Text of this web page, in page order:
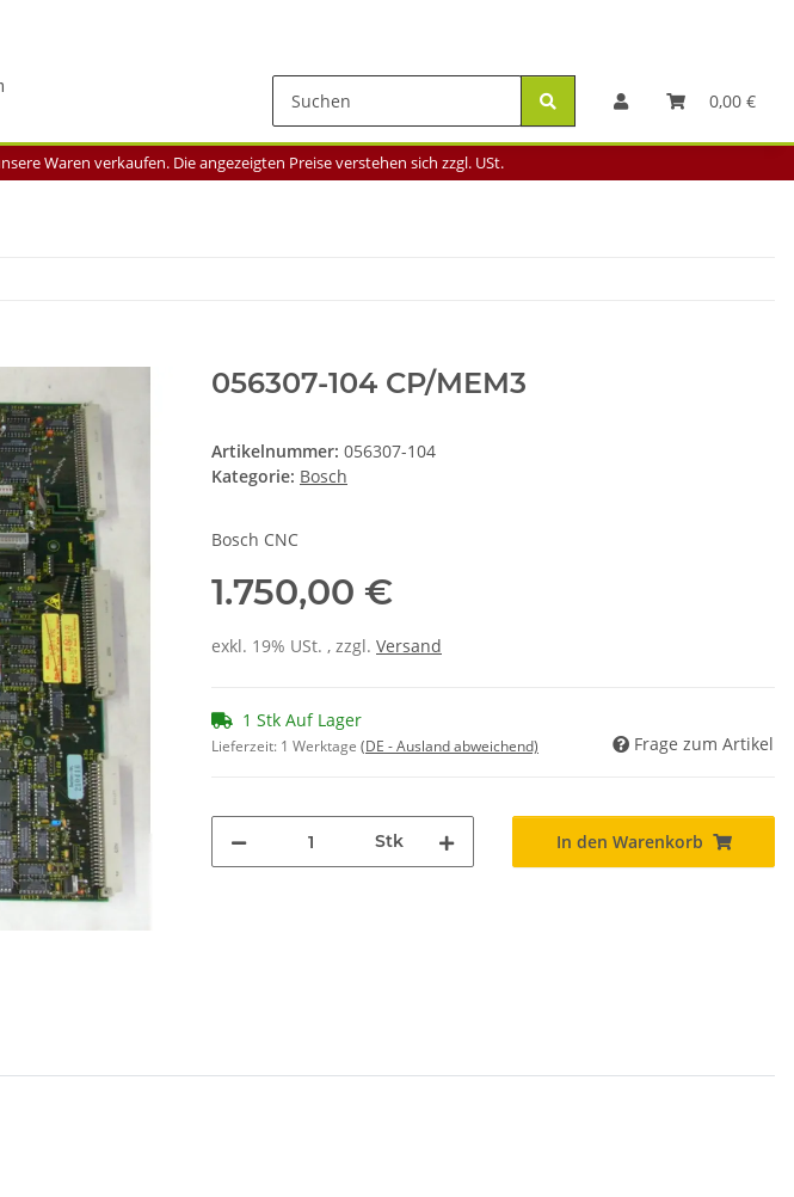
0,00 €
Waren verkaufen. Die angezeigten Preise verstehen sich zzgl. USt.
056307-104 CP/MEM3
Artikelnummer: 056307-104
Kategorie: Bosch
Bosch CNC
1.750,00 €
exkl. 19% USt. , zzgl. Versand
1 Stk Auf Lager
Lieferzeit: 1 Werktage (DE - Ausland abweichend) Frage zum Artikel
Stk In den Warenkorb